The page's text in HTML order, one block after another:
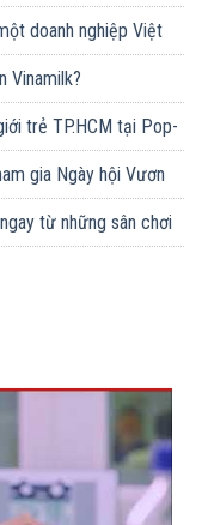
doanh nghiệp Việt
Vinamilk?
trẻ TP.HCM tại Pop-
gia Ngày hội Vươn
từ những sân chơi